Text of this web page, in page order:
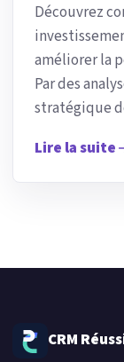
Découvrez
améliorer la
Par des
stratégique
Lire la suite
CRM